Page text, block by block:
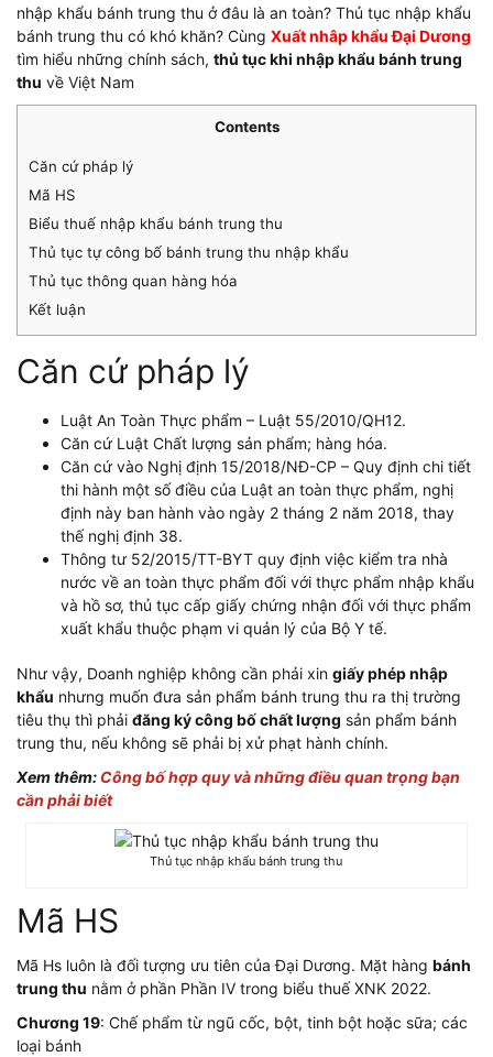
nhập khẩu bánh trung thu ở đâu là an toàn? Thủ tục nhập khẩu
bánh trung thu có khó khăn? Cùng Xuất nhâp khẩu Đại Dương
tìm hiểu những chính sách, thủ tục khi nhập khẩu bánh trung
thu về Việt Nam
Contents
Căn cứ pháp lý
Mã HS
Biểu thuế nhập khẩu bánh trung thu
Thủ tục tự công bố bánh trung thu nhập khẩu
Thủ tục thông quan hàng hóa
Kết luận
Căn cứ pháp lý
Luật An Toàn Thực phẩm – Luật 55/2010/QH12.
Căn cứ Luật Chất lượng sản phẩm; hàng hóa.
Căn cứ vào Nghị định 15/2018/NĐ-CP – Quy định chi tiết
thi hành một số điều của Luật an toàn thực phẩm, nghị
định này ban hành vào ngày 2 tháng 2 năm 2018, thay
thế nghị định 38.
Thông tư 52/2015/TT-BYT quy định việc kiểm tra nhà
nước về an toàn thực phẩm đối với thực phẩm nhập khẩu
và hồ sơ, thủ tục cấp giấy chứng nhận đối với thực phẩm
xuất khẩu thuộc phạm vi quản lý của Bộ Y tế.
Như vậy, Doanh nghiệp không cần phải xin giấy phép nhập
khẩu nhưng muốn đưa sản phẩm bánh trung thu ra thị trường
tiêu thụ thì phải đăng ký công bố chất lượng sản phẩm bánh
trung thu, nếu không sẽ phải bị xử phạt hành chính.
Xem thêm: Công bố hợp quy và những điều quan trọng bạn
cần phải biết
Thủ tục nhập khẩu bánh trung thu
Mã HS
Mã Hs luôn là đối tượng ưu tiên của Đại Dương. Mặt hàng bánh
trung thu nằm ở phần Phần IV trong biểu thuế XNK 2022.
Chương 19: Chế phẩm từ ngũ cốc, bột, tinh bột hoặc sữa; các
loại bánh